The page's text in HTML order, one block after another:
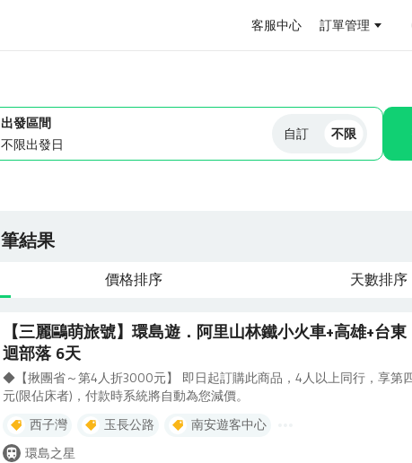
客服中心 訂單管理
出發區間
自訂 不限
筆結果
價格排序 天數排序
【三麗鷗萌旅號】環島遊．阿里山林鐵小火車+高雄+台
迴部落 6天
◆【揪團省～第4人折3000元】 即日起訂購此商品，4人以上同行，享第
元(限佔床者)，付款時系統將自動為您減價。
西子灣
玉長公路
南安遊客中心
環島之星